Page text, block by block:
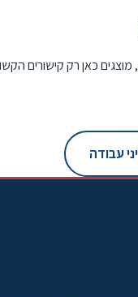
מוצגים כאן רק קישורים
עבודה